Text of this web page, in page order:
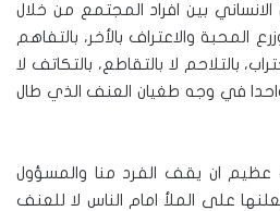
الانساني بين افراد المجتمع من خلال
المحبة والاعتراف بالأخر، بالتفاهم
بالتلاحم لا بالتقاطع، بالتكاتف لا
في وجه طغيان العنف الذي طال
عظيم ان يقف الفرد منا والمسؤول
على الملأ امام الناس لا للعنف